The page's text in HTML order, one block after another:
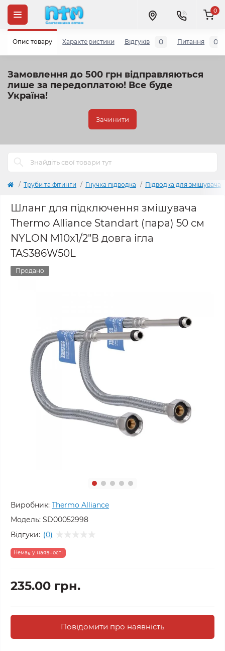
Замовлення до 500 грн відправляються
лише за передоплатою! Все буде
Україна!
Зачинити
0
Труби та фітинги Гнучка підводка Підводка для змішувача
Шланг для підключення змішувача
Thermo Alliance Standart (пара) 50 см
NYLON M10x1/2"В довга ігла
TAS386W50L
Продано
Виробник: Thermo Alliance
Модель: SD00052998
Відгуки: (0)
Немає у наявності
235.00 грн.
Повідомити про наявність
Опис товару Характеристики Відгуків 0 Питання 0